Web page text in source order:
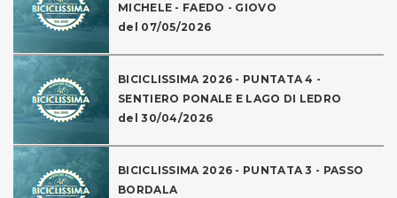
MICHELE - FAEDO - GIOVO
del 07/05/2026
BICICLISSIMA 2026 - PUNTATA 4 -
SENTIERO PONALE E LAGO DI LEDRO
del 30/04/2026
BICICLISSIMA 2026 - PUNTATA 3 - PASSO
BORDALA